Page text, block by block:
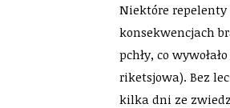
Niektóre repelenty
konsekwencjach
pchły, co
riketsjowa). Bez
kilka dni ze